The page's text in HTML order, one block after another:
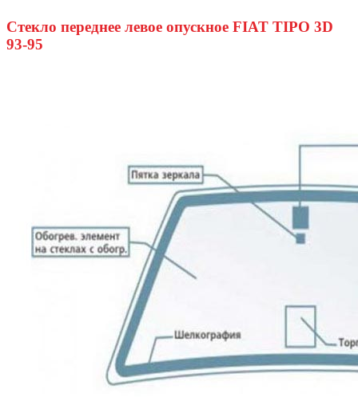
Стекло переднее левое опускное FIAT TIPO 3D
93-95